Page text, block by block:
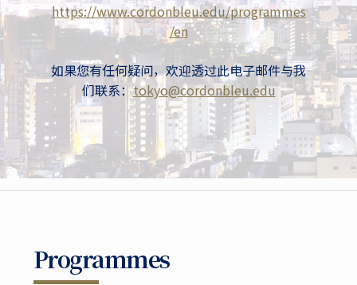
https://www.cordonbleu.edu/programmes
/en
如果您有任何疑问，欢迎透过此电子邮件与我
们联系：tokyo@cordonbleu.edu
Programmes